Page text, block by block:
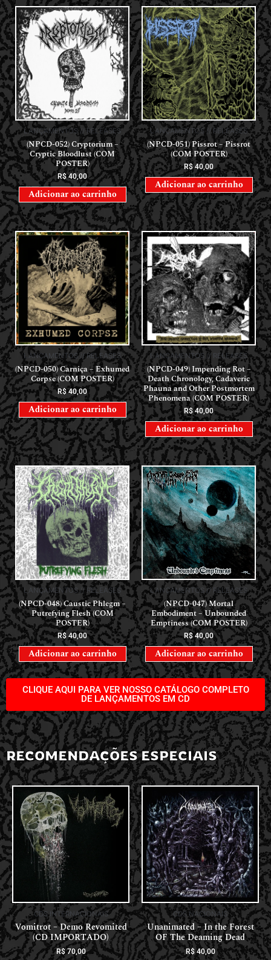
LANÇAMENTOS // RELEASES
(NPCD-052) Cryptorium –
Cryptic Bloodlust (COM
POSTER)
R$40,00
Adicionar ao carrinho
LANÇAMENTOS // RELEASES
(NPCD-051) Pissrot – Pissrot
(COM POSTER)
R$40,00
Adicionar ao carrinho
LANÇAMENTOS // RELEASES
(NPCD-050) Carniça – Exhumed
Corpse (COM POSTER)
R$40,00
Adicionar ao carrinho
LANÇAMENTOS // RELEASES
(NPCD-049) Impending Rot –
Death Chronology, Cadaveric
Phauna and Other Postmortem
Phenomena (COM POSTER)
R$40,00
Adicionar ao carrinho
LANÇAMENTOS // RELEASES
(NPCD-048) Caustic Phlegm –
Putrefying Flesh (COM
POSTER)
R$ 40,00
Adicionar ao carrinho
LANÇAMENTOS // RELEASES
(NPCD-047) Mortal
Embodiment – Unbounded
Emptiness (COM POSTER)
R$40,00
Adicionar ao carrinho
CLIQUE AQUI PARA VER NOSSO CATÁLOGO COMPLETO
DE LANÇAMENTOS EM CD
RECOMENDAÇÕES ESPECIAIS
CDS INTERNACIONAIS
Vomitrot – Demo Revomited
(CD IMPORTADO)
R$70,00
CDS NACIONAIS
Unanimated – In the Forest
OF The Deaming Dead
R$40,00